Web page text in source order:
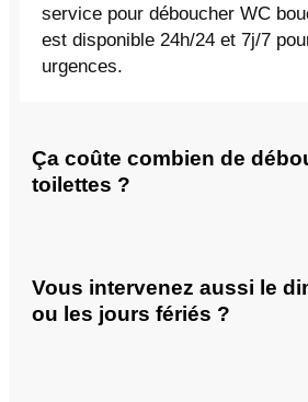
service pour déboucher WC
est disponible 24h/24 et 7j/7
urgences.
Ça coûte combien de
toilettes ?
Vous intervenez aussi le
ou les jours fériés ?